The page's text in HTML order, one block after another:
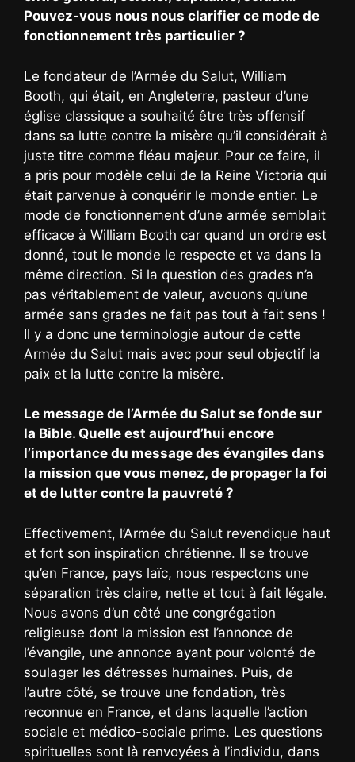
Pouvez-vous nous nous clarifier ce mode de
fonctionnement très particulier ?
Le fondateur de l’Armée du Salut, William
Booth, qui était, en Angleterre, pasteur d’une
église classique a souhaité être très offensif
dans sa lutte contre la misère qu’il considérait à
juste titre comme fléau majeur. Pour ce faire, il
a pris pour modèle celui de la Reine Victoria qui
était parvenue à conquérir le monde entier. Le
mode de fonctionnement d’une armée semblait
efficace à William Booth car quand un ordre est
donné, tout le monde le respecte et va dans la
même direction. Si la question des grades n’a
pas véritablement de valeur, avouons qu’une
armée sans grades ne fait pas tout à fait sens !
Il y a donc une terminologie autour de cette
Armée du Salut mais avec pour seul objectif la
paix et la lutte contre la misère.
Le message de l’Armée du Salut se fonde sur
la Bible. Quelle est aujourd’hui encore
l’importance du message des évangiles dans
la mission que vous menez, de propager la foi
et de lutter contre la pauvreté ?
Effectivement, l’Armée du Salut revendique haut
et fort son inspiration chrétienne. Il se trouve
qu’en France, pays laïc, nous respectons une
séparation très claire, nette et tout à fait légale.
Nous avons d’un côté une congrégation
religieuse dont la mission est l’annonce de
l’évangile, une annonce ayant pour volonté de
soulager les détresses humaines. Puis, de
l’autre côté, se trouve une fondation, très
reconnue en France, et dans laquelle l’action
sociale et médico-sociale prime. Les questions
spirituelles sont là renvoyées à l’individu, dans